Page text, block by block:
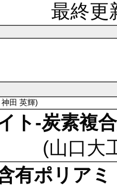
最終更
田 英輝)
ト-炭素複
(山口大
有ポリア